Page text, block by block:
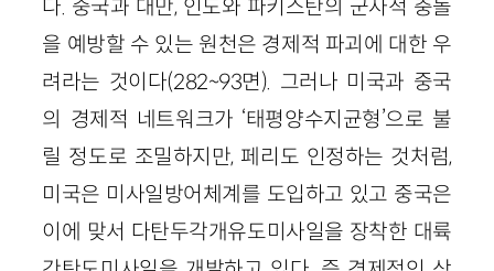
다. 중국과 대만, 인도와 파키스탄의 군사적 충돌
을 예방할 수 있는 원천은 경제적 파괴에 대한 우
려라는 것이다(282~93면). 그러나 미국과 중국
의 경제적 네트워크가 ‘태평양수지균형’으로 불
릴 정도로 조밀하지만, 페리도 인정하는 것처럼,
미국은 미사일방어체계를 도입하고 있고 중국은
이에 맞서 다탄두각개유도미사일을 장착한 대륙